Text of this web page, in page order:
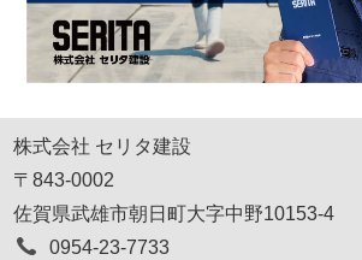
株式会社 セリタ建設
〒843-0002
佐賀県武雄市朝日町大字中野10153-4
0954-23-7733